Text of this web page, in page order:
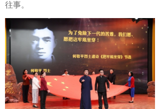
往事。